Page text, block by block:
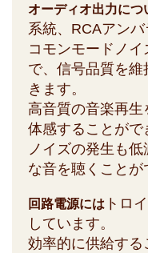
オーディオ出力につ
系統、RCAアンバ
コモンモードノ
で、信号品質を
きます。
高音質の音楽再
体感することがで
ノイズの発生も
な音を聴くことが
回路電源には トロ
しています。
効率的に供給する